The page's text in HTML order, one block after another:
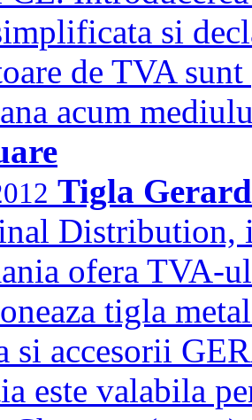
si
de TVA
acum
Tigla
Distribution,
ofera TVA-
tigla
si accesorii
este valabila